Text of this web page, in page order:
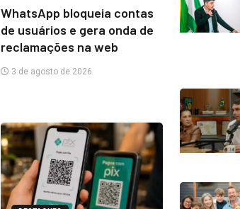
WhatsApp bloqueia contas
de usuários e gera onda de
reclamações na web
3 de agosto de 2026